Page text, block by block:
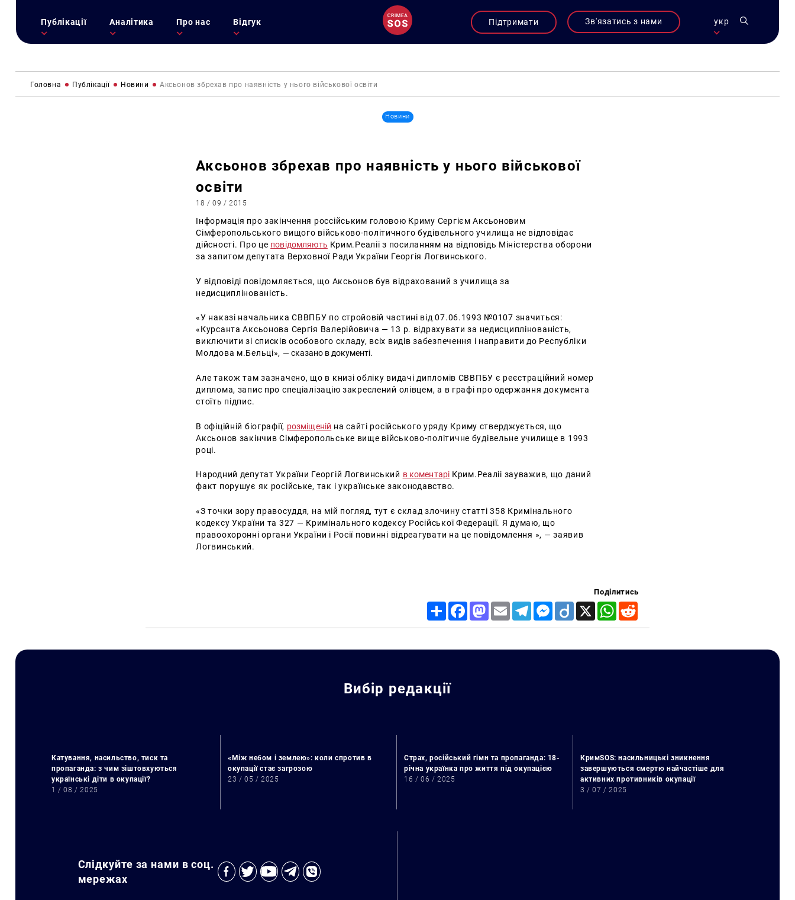
Публікації Аналітика Про нас Відгук Підтримати Зв'язатись з нами укр
Головна Публікації Новини Аксьонов збрехав про наявність у нього військової освіти
Новини
Аксьонов збрехав про наявність у нього військової
освіти
18 / 09 / 2015
Інформація про закінчення россійським головою Криму Сергієм Аксьоновим
Сімферопольського вищого військово-політичного будівельного училища не відповідає
дійсності. Про це повідомляють Крим.Реаліі з посиланням на відповідь Міністерства оборони
за запитом депутата Верховної Ради України Георгія Логвинського.
У відповіді повідомляється, що Аксьонов був відрахований з училища за
недисциплінованість.
«У наказі начальника СВВПБУ по стройовій частині від 07.06.1993 №0107 значиться:
«Курсанта Аксьонова Сергія Валерійовича — 13 р. відрахувати за недисциплінованість,
виключити зі списків особового складу, всіх видів забезпечення і направити до Республіки
Молдова м.Бельці», — сказано в документі.
Але також там зазначено, що в книзі обліку видачі дипломів СВВПБУ є реєстраційний номер
диплома, запис про спеціалізацію закреслений олівцем, а в графі про одержання документа
стоїть підпис.
В офіційній біографії, розміщеній на сайті російського уряду Криму стверджується, що
Аксьонов закінчив Сімферопольське вище військово-політичне будівельне училище в 1993
році.
Народний депутат України Георгій Логвинський в коментарі Крим.Реаліі зауважив, що даний
факт порушує як російське, так і українське законодавство.
«З точки зору правосуддя, на мій погляд, тут є склад злочину статті 358 Кримінального
кодексу України та 327 — Кримінального кодексу Російської Федерації. Я думаю, що
правоохоронні органи України і Росії повинні відреагувати на це повідомлення », — заявив
Логвинський.
Поділитись
Share FacebookMastodon
Email TelegramMessenger
Diigo X WhatsApp
Вибір редакції
Катування, насильство, тиск та
пропаганда: з чим зіштовхуються
українські діти в окупації?
1 / 08 / 2025
«Між небом і землею»: коли спротив в
окупації стає загрозою
23 / 05 / 2025
Страх, російський гімн та пропаганда: 18-
річна українка про життя під окупацією
16 / 06 / 2025
КримSOS: насильницькі зникнення
завершуються смертю найчастіше для
активних противників окупації
3 / 07 / 2025
Слідкуйте за нами в соц.
мережах